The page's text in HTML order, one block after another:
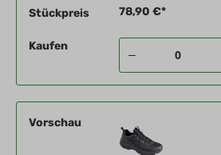
Stückpreis 78,90 €*
Kaufen
Vorschau